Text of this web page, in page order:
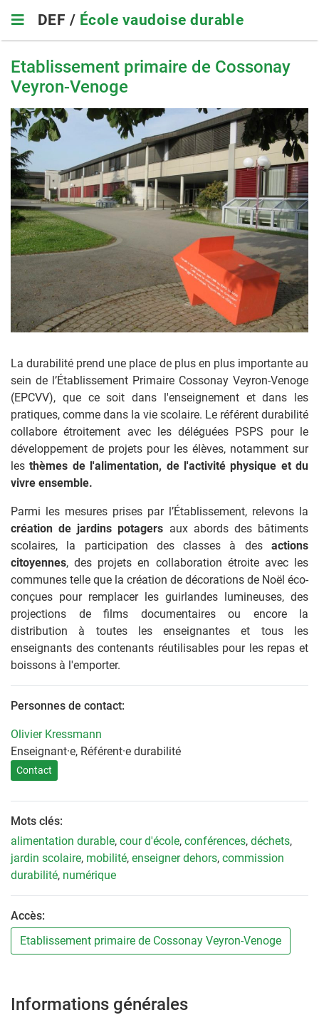
main
navigation
DEF / École vaudoise durable
Etablissement primaire de Cossonay
Veyron-Venoge
La durabilité prend une place de plus en plus importante au
sein de l’Établissement Primaire Cossonay Veyron-Venoge
(EPCVV), que ce soit dans l'enseignement et dans les
pratiques, comme dans la vie scolaire. Le référent durabilité
collabore étroitement avec les déléguées PSPS pour le
développement de projets pour les élèves, notamment sur
lesthèmes de l'alimentation, de l'activité physique et du
vivre ensemble.
Parmi les mesures prises par l’Établissement, relevons la
création de jardins potagers aux abords des bâtiments
scolaires, la participation des classes à des actions
citoyennes, des projets en collaboration étroite avec les
communes telle que la création de décorations de Noël éco-
conçues pour remplacer les guirlandes lumineuses, des
projections de films documentaires ou encore la
distribution à toutes les enseignantes et tous les
enseignants des contenants réutilisables pour les repas et
boissons à l'emporter.
Personnes de contact:
Olivier Kressmann
Enseignant·e, Référent·e durabilité
Contact
Mots clés:
alimentation durable, cour d'école, conférences, déchets,
jardin scolaire, mobilité, enseigner dehors, commission
durabilité, numérique
Accès:
Etablissement primaire de Cossonay Veyron-Venoge
Informations générales